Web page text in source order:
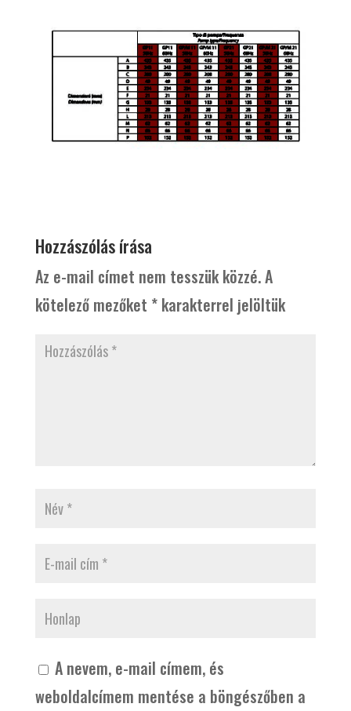
Hozzászólás írása
Az e-mail címet nem tesszük közzé.A
kötelező mezőket *karakterrel jelöltük
A nevem, e-mail címem, és
weboldalcímem mentése a böngészőben a